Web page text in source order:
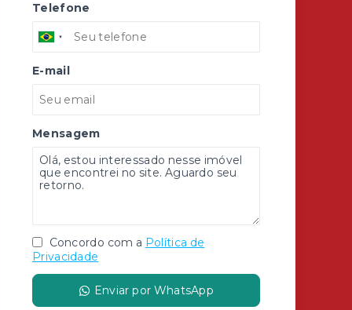
Telefone
E-mail
Mensagem
Concordo com a Política de
Privacidade
Enviar por WhatsApp